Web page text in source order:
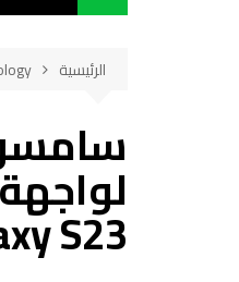
الرئيسية
S23